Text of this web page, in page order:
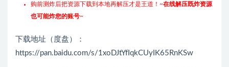
购前测炸后把资源下载到本地再解压才是王道！~在线解压既炸资源
也可能炸您的账号~
下载地址（度盘）：
https://pan.baidu.com/s/1xoDJtYfIqkCUyIK65RnKSw